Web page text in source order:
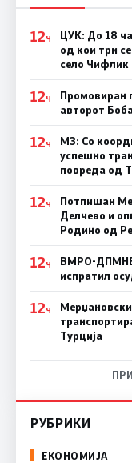
12Ч
ЦУК: До 18
од кои три
село Чифлик
12Ч
Промовиран
авторот
12Ч
МЗ: Со
успешно
повреда од
12Ч
Потпишан
Делчево и
Родино од
12Ч
ВМРО-
испратил
12Ч
Турција
РУБРИКИ
ЕКОНОМИЈА